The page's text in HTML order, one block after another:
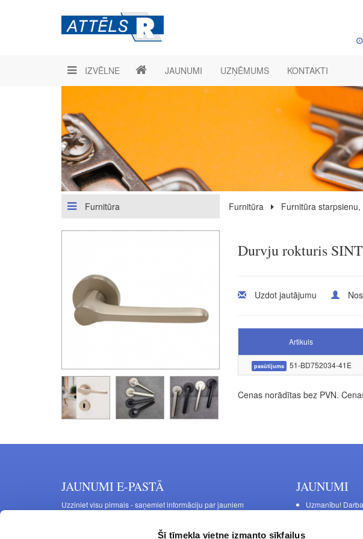
Šī tīmekļa vietne izmanto sīkfailus
IZVĒLNE JAUNUMI UZŅĒMUMS KONTAKTI
Furnitūra Furnitūra Furnitūra
Durvju rokturis
Uzdot jautājumu
Artikuls
pasūtījums 51-BD752034-41E
Cenas norādītas bez PVN.
JAUNUMI E-PASTĀ
Uzziniet visu pirmais - saņemiet informāciju par jauniem
JAUNUMI
Uzmanību!